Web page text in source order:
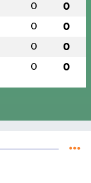
0 0
0 0
0 0
0 0